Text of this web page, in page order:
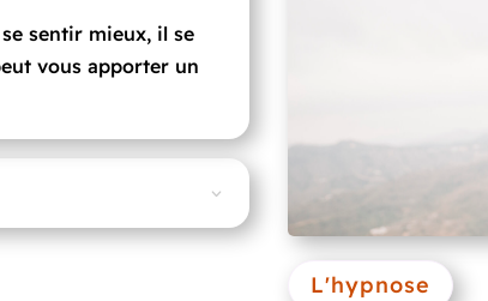
sentir mieux, il se
vous apporter un
L'hypnose